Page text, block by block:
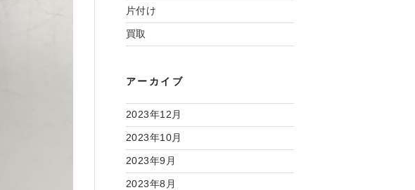
片付け
買取
アーカイブ
2023年12月
2023年10月
2023年9月
2023年8月